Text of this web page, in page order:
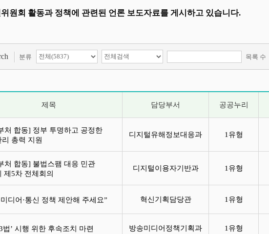
원회 활동과 정책에 관련된 언론 보도자료를 게시하고 있습니다.
분류 검색 항목 선택 목록 수
제목 담당부서 공공누리
처 합동] 정부 투명하고 공정한
리 총력 지원
디지털유해정보대응과 1유형
처 합동] 불법스팸 대응 민관
제5차 전체회의
디지털이용자기반과 1유형
미디어·통신 정책 제안해 주세요” 혁신기획담당관 1유형
법’ 시행 위한 후속조치 마련 방송미디어정책기획과 1유형